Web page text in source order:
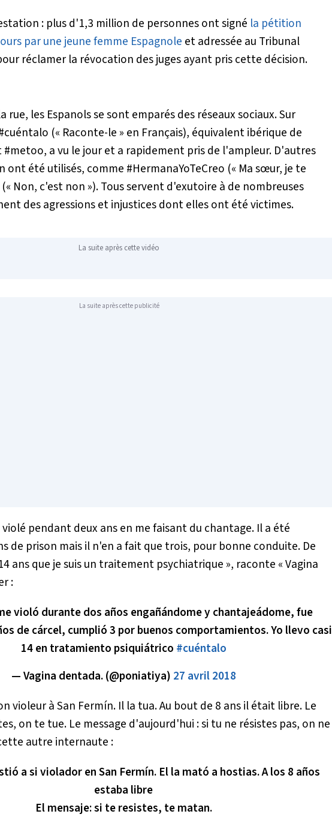
: plus d'1,3 million de personnes ont signé la pétition
par une jeune femme Espagnole et adressée au Tribunal
réclamer la révocation des juges ayant pris cette décision.
rue, les Espanols se sont emparés des réseaux sociaux. Sur
(« Raconte-le » en Français), équivalent ibérique de
a vu le jour et a rapidement pris de l'ampleur. D'autres
ont été utilisés, comme #HermanaYoTeCreo (« Ma sœur, je te
(« Non, c'est non »). Tous servent d'exutoire à de nombreuses
des agressions et injustices dont elles ont été victimes.
La suite après cette vidéo
La suite après cette publicité
pendant deux ans en me faisant du chantage. Il a été
de prison mais il n'en a fait que trois, pour bonne conduite. De
ans que je suis un traitement psychiatrique », raconte « Vagina
:
violó durante dos años engañándome y chantajeádome, fue
de cárcel, cumplió 3 por buenos comportamientos. Yo llevo casi
14 en tratamiento psiquiátrico #cuéntalo
— Vagina dentada. (@poniatiya) 27 avril 2018
violeur à San Fermín. Il la tua. Au bout de 8 ans il était libre. Le
on te tue. Le message d'aujourd'hui : si tu ne résistes pas, on ne
autre internaute :
a si violador en San Fermín. El la mató a hostias. A los 8 años
estaba libre
El mensaje: si te resistes, te matan.